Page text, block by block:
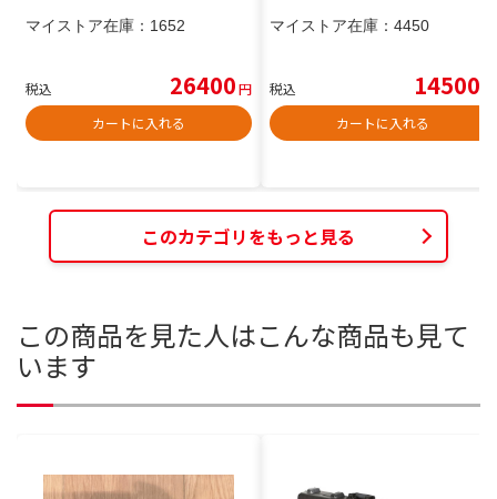
マイストア在庫： 1652
税込 26400円
カートに入れる
マイストア在庫： 4450
税込 14500
カートに入れる
このカテゴリをもっと見る
この商品を見た人はこんな商品も見て
います